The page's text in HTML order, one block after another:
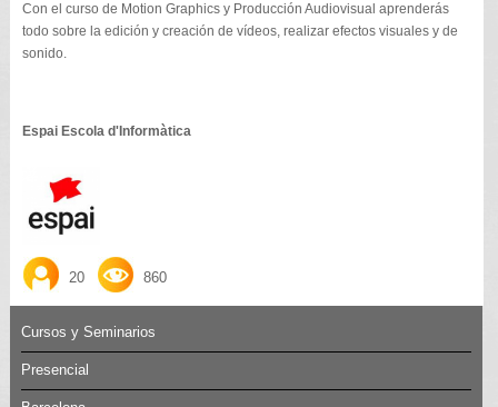
Con el curso de Motion Graphics y Producción Audiovisual aprenderás
todo sobre la edición y creación de vídeos, realizar efectos visuales y de
sonido.
Espai Escola d'Informàtica
20 860
Cursos y Seminarios
Presencial